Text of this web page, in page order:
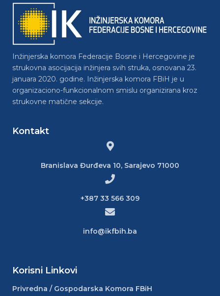
Inžinjerska komora Federacije Bosne i Hercegovine je
strukovna asocijacija inžinjera svih struka, osnovana 23.
januara 2020. godine. Inžinjerska komora FBiH je u
organizaciono-funkcionalnom smislu organizirana kroz
strukovne matične sekcije.
Kontakt
Branislava Đurđeva 10, Sarajevo 71000
+387 33 566 309
info@ikfbih.ba
Korisni Linkovi
Privredna / Gospodarska Komora FBiH